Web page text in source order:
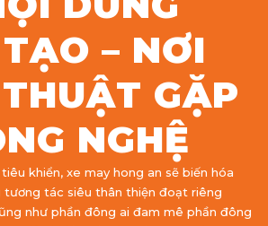
– NƠI
GẶP
NGHỆ
khiển, xe may hong an sẽ biến hóa
tác siêu thân thiện đoạt riêng
như phần đông ai đam mê phần đông